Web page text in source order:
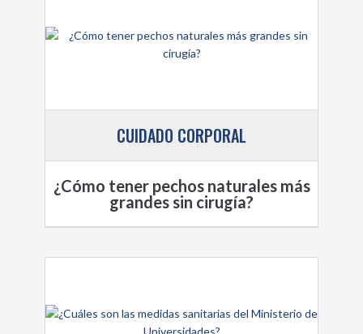
CUIDADO CORPORAL
¿Cómo tener pechos naturales más
grandes sin cirugía?